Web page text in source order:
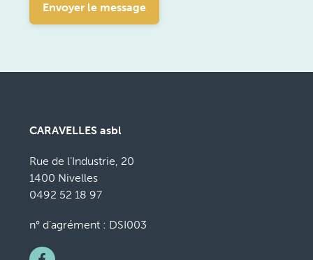
Envoyer le message
CARAVELLES asbl
Rue de l’Industrie, 20
1400 Nivelles
0492 52 18 97
n° d’agrément : DSI003